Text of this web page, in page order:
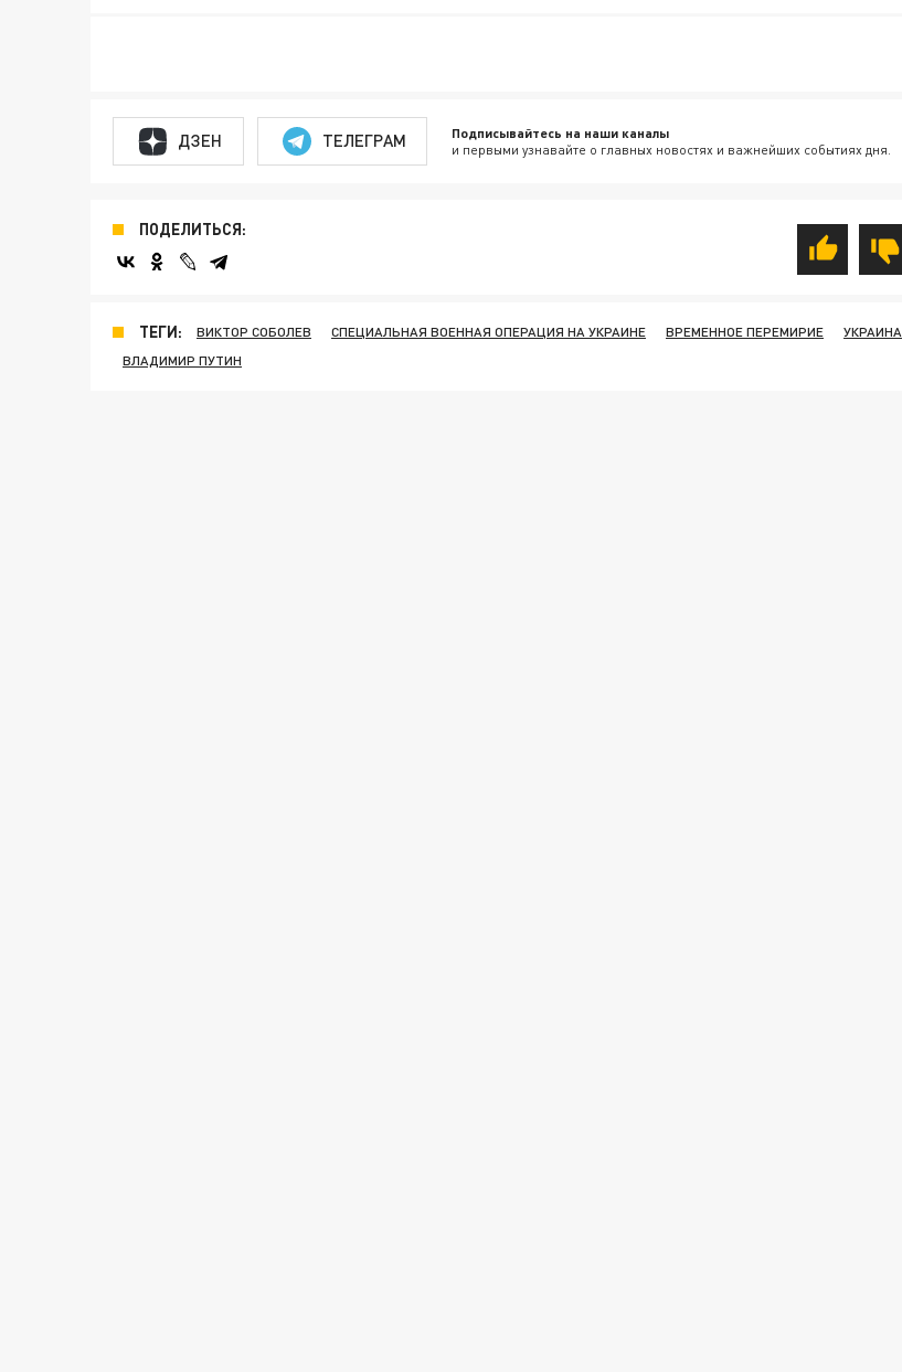
ДЗЕН ТЕЛЕГРАМ Подписывайтесь на наши каналы
и первыми узнавайте о главных новостях и важнейших событиях дня.
ПОДЕЛИТЬСЯ:
ТЕГИ: ВИКТОР СОБОЛЕВ СПЕЦИАЛЬНАЯ ВОЕННАЯ ОПЕРАЦИЯ НА УКРАИНЕ ВРЕМЕННОЕ ПЕРЕМИРИЕ
УКРАИНА
ВЛАДИМИР ПУТИН